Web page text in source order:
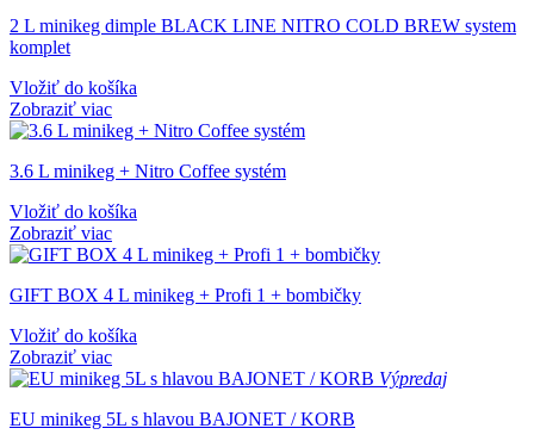
2 L minikeg dimple BLACK LINE NITRO COLD BREW system
komplet
Vložiť do košíka
Zobraziť viac
3.6 L minikeg + Nitro Coffee systém
Vložiť do košíka
Zobraziť viac
GIFT BOX 4 L minikeg + Profi 1 + bombičky
Vložiť do košíka
Zobraziť viac
Výpredaj
EU minikeg 5L s hlavou BAJONET / KORB